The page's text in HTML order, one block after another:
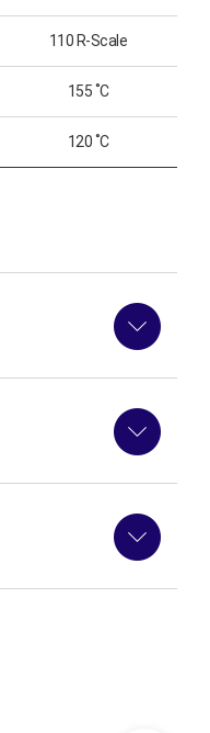
110 R-Scale
155 ˚C
120 ˚C